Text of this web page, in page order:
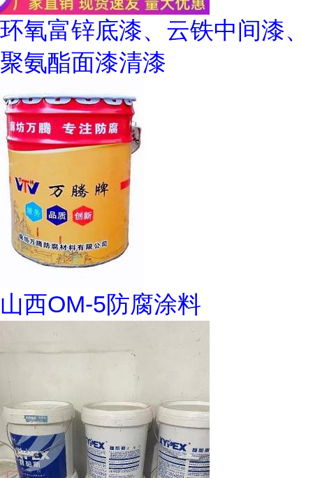
环氧富锌底漆、云铁中间漆、
聚氨酯面漆清漆
山西OM-5防腐涂料